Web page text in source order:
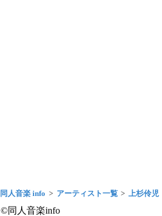
同人音楽 info アーティスト一覧 上杉伶児
©同人音楽info